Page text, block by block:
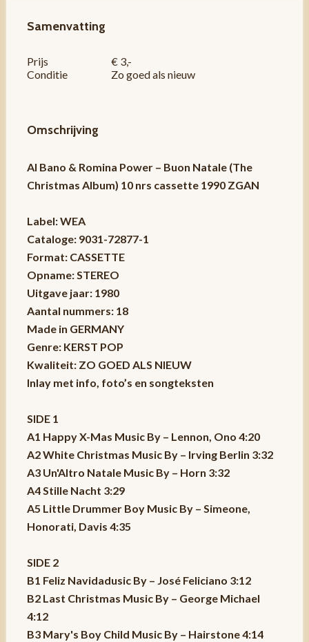
Samenvatting
Prijs
€ 3,-
Conditie
Zo goed als nieuw
Omschrijving
Al Bano & Romina Power – Buon Natale (The
Christmas Album) 10 nrs cassette 1990 ZGAN
Label: WEA
Cataloge: 9031-72877-1
Format: CASSETTE
Opname: STEREO
Uitgave jaar: 1980
Aantal nummers: 18
Made in GERMANY
Genre: KERST POP
Kwaliteit: ZO GOED ALS NIEUW
Inlay met info, foto’s en songteksten
SIDE 1
A1 Happy X-Mas Music By – Lennon, Ono 4:20
A2 White Christmas Music By – Irving Berlin 3:32
A3 Un'Altro Natale Music By – Horn 3:32
A4 Stille Nacht 3:29
A5 Little Drummer Boy Music By – Simeone,
Honorati, Davis 4:35
SIDE 2
B1 Feliz Navidadusic By – José Feliciano 3:12
B2 Last Christmas Music By – George Michael
4:12
B3 Mary's Boy Child Music By – Hairstone 4:14